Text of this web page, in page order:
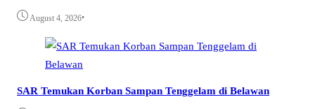
August 4, 2026•
SAR Temukan Korban Sampan Tenggelam di Belawan